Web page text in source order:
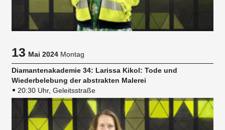
13Mai 2024 Montag
Diamantenakademie 34: Larissa Kikol: Tode und
Wiederbelebung der abstrakten Malerei
20:30 Uhr, Geleitsstraße